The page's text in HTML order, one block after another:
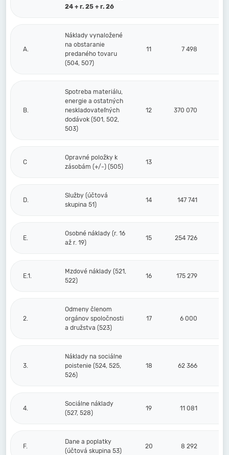
24 + r. 25 + r. 26
A.
Náklady vynaložené
na obstaranie
predaného tovaru
(504, 507)
11 7 498
B.
Spotreba materiálu,
energie a ostatných
neskladovateľných
dodávok (501, 502,
503)
12 370 070
C
Opravné položky k
zásobám (+/-) (505)
13
D.
Služby (účtová
skupina 51)
14 147 741
E.
Osobné náklady (r. 16
až r. 19)
15 254 726
E.1.
Mzdové náklady (521,
522)
16 175 279
2.
Odmeny členom
orgánov spoločnosti
a družstva (523)
17 6 000
3.
Náklady na sociálne
poistenie (524, 525,
526)
18 62 366
4.
Sociálne náklady
(527, 528)
19 11 081
F.
Dane a poplatky
(účtová skupina 53)
20 8 292